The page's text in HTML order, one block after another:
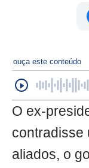
ouça este conteúdo
O ex-
contradisse
aliados, o